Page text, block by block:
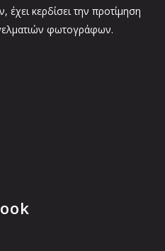
κερδίσει την προτίμηση
φωτογράφων.